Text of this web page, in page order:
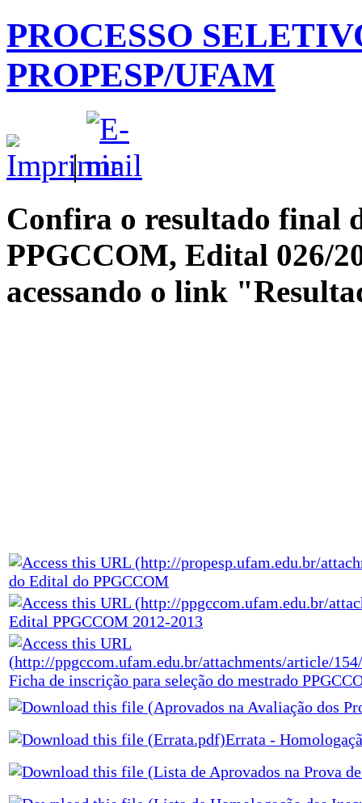
PROCESSO
PROPESP/UFAM
|
Confira o resultado final
PPGCCOM, Edital 026/
acessando o link
do Edital do PPGCCOM
Edital PPGCCOM 2012-2013
Ficha de inscrição para seleção do mestrado
Errata -